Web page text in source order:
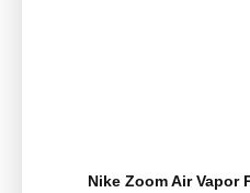
Nike Zoom Air Vapor